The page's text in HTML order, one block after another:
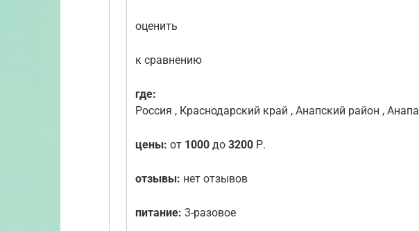
оценить
к сравнению
где:
Россия , Краснодарский край , Анапский район , Анапа
цены: от 1000 до 3200 Р.
отзывы: нет отзывов
питание: 3-разовое